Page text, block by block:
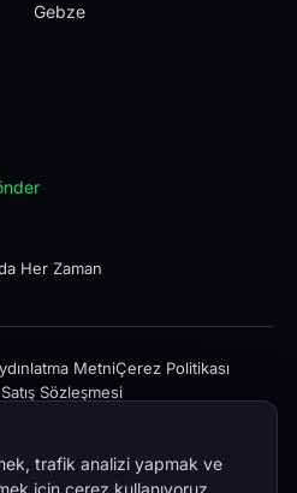
Gebze
Her Zaman
MetniÇerez Politikası
Sözleşmesi
trafik analizi yapmak ve
için çerez kullanıyoruz.